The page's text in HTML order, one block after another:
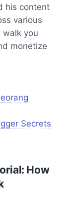
his content
various
walk you
monetize
Secrets
How